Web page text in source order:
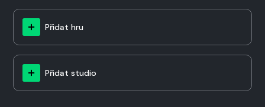
Přidat hru
Přidat studio